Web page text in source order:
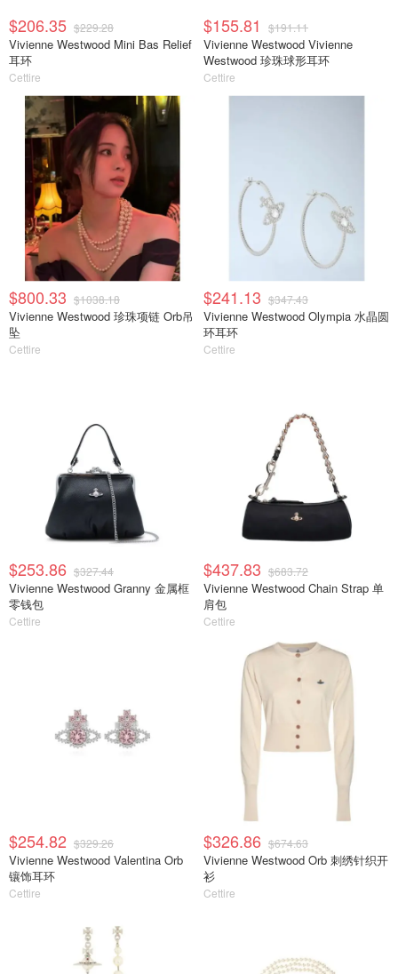
$206.35 $229.28
Vivienne Westwood Mini Bas Relief
耳环
Cettire
$155.81 $191.11
Vivienne Westwood Vivienne
Westwood 珍珠球形耳环
Cettire
$800.33 $1038.18
Vivienne Westwood 珍珠项链 Orb吊
坠
Cettire
$241.13 $347.43
Vivienne Westwood Olympia 水晶圆
环耳环
Cettire
$253.86 $327.44
Vivienne Westwood Granny 金属框
零钱包
Cettire
$437.83 $683.72
Vivienne Westwood Chain Strap 单
肩包
Cettire
$254.82 $329.26
Vivienne Westwood Valentina Orb
镶饰耳环
Cettire
$326.86 $674.63
Vivienne Westwood Orb 刺绣针织开
衫
Cettire